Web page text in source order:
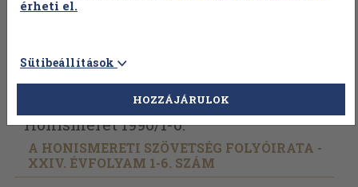
Vissza az előző oldalra Válasszon példányt
Honismeret 1996/1-6.
A HONISMERETI SZÖVETSÉG FOLYÓIRATA -
XXIV. ÉVFOLYAM 1-6. SZÁM
érheti el.
Sütibeállítások
HOZZÁJÁRULOK